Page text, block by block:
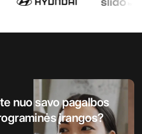
nuo savo pagalbos
įrangos?